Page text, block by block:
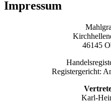
Impressum
46145
Registergericht:
Karl-